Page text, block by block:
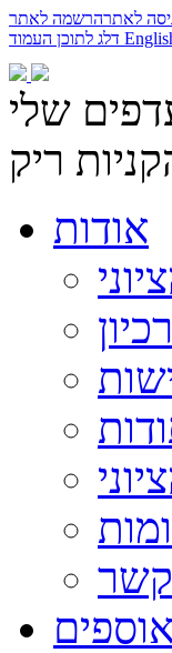
לאתרהרשמה לאתר
שלי
ריק
אודות